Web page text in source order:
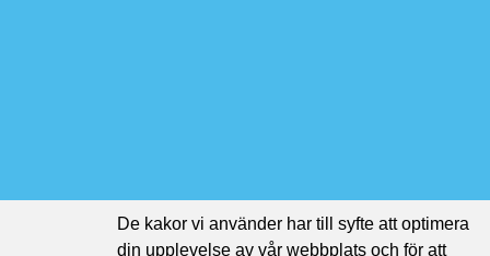
De kakor vi använder har till syfte att optimera
din upplevelse av vår webbplats och för att